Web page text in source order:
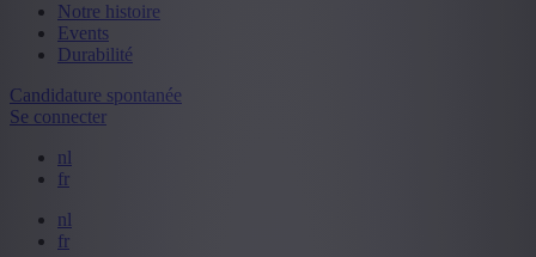
Notre histoire
Events
Durabilité
Candidature spontanée
Se connecter
nl
fr
nl
fr